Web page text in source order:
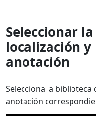
Seleccionar
localización y
anotación
Selecciona la biblioteca
anotación